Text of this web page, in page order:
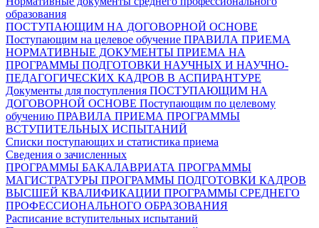
образования
ПОСТУПАЮЩИМ НА ДОГОВОРНОЙ ОСНОВЕ
Поступающим на целевое обучение ПРАВИЛА ПРИЕМА
НОРМАТИВНЫЕ ДОКУМЕНТЫ ПРИЕМА НА
ПРОГРАММЫ ПОДГОТОВКИ НАУЧНЫХ И НАУЧНО-
ПЕДАГОГИЧЕСКИХ КАДРОВ В АСПИРАНТУРЕ
Документы для поступления ПОСТУПАЮЩИМ НА
ДОГОВОРНОЙ ОСНОВЕ Поступающим по целевому
обучению ПРАВИЛА ПРИЕМА ПРОГРАММЫ
ВСТУПИТЕЛЬНЫХ ИСПЫТАНИЙ
Списки поступающих и статистика приема
Сведения о зачисленных
ПРОГРАММЫ БАКАЛАВРИАТА ПРОГРАММЫ
МАГИСТРАТУРЫ ПРОГРАММЫ ПОДГОТОВКИ КАДРОВ
ВЫСШЕЙ КВАЛИФИКАЦИИ ПРОГРАММЫ СРЕДНЕГО
ПРОФЕССИОНАЛЬНОГО ОБРАЗОВАНИЯ
Расписание вступительных испытаний